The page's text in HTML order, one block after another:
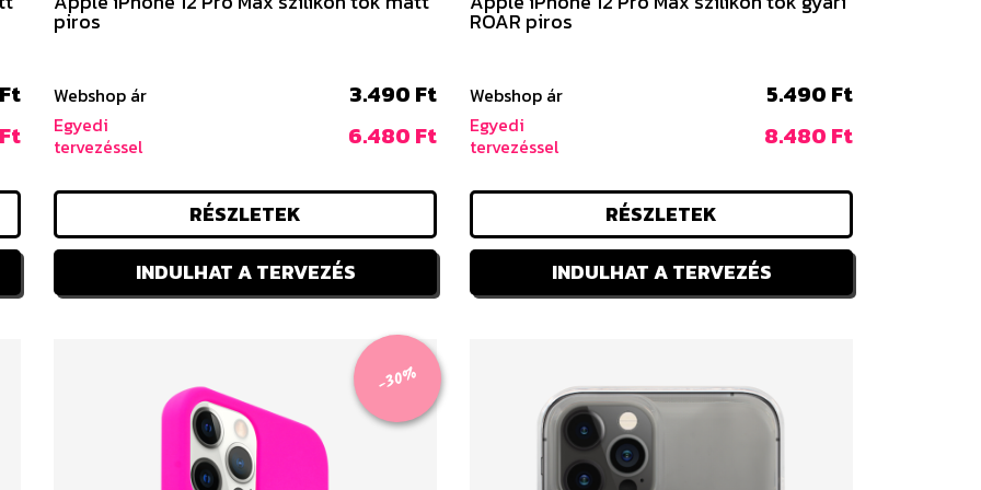
piros
Webshop ár 3.490 Ft
Egyedi
tervezéssel
6.480 Ft
RÉSZLETEK
INDULHAT A TERVEZÉS
ROAR piros
Webshop ár 5.490 Ft
Egyedi
tervezéssel
8.480 Ft
RÉSZLETEK
INDULHAT A TERVEZÉS
-30%